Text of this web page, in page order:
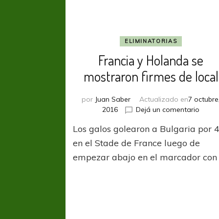
ELIMINATORIAS
Francia y Holanda se
mostraron firmes de local
por Juan Saber Actualizado en7 octubre,
2016
Dejá un comentario
y
Los galos golearon a Bulgaria por
en el Stade de France luego de
empezar abajo en el marcador